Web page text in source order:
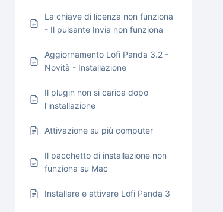
La chiave di licenza non funziona
- Il pulsante Invia non funziona
Aggiornamento Lofi Panda 3.2 -
Novità - Installazione
Il plugin non si carica dopo
l'installazione
Attivazione su più computer
Il pacchetto di installazione non
funziona su Mac
Installare e attivare Lofi Panda 3